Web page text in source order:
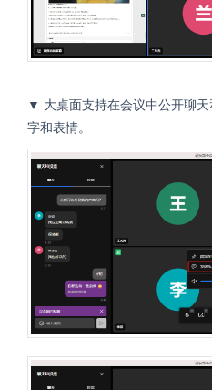
▼ 大桌面支持在会议中公开聊
字和表情。